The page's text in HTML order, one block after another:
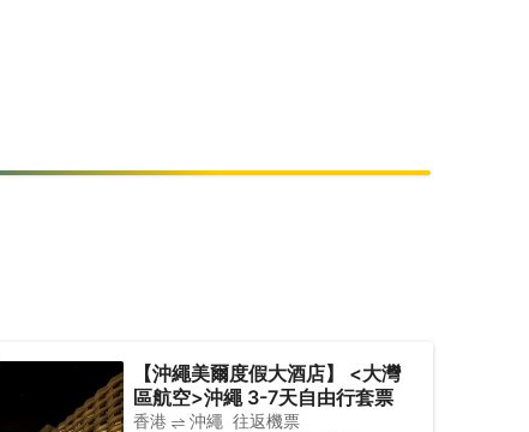
【沖繩美爾度假大酒店】 <大灣
區航空>沖繩 3-7天自由行套票
香港 沖繩 往返機票